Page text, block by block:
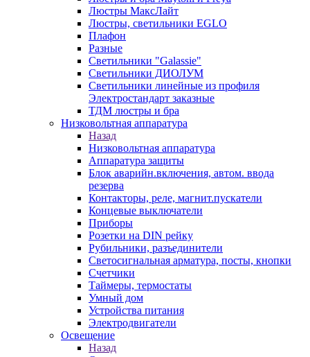
Люстры МаксЛайт
Люстры, светильники EGLO
Плафон
Разные
Светильники "Galassie"
Светильники ДИОЛУМ
Светильники линейные из профиля
Электростандарт заказные
ТДМ люстры и бра
Низковольтная аппаратура
Назад
Низковольтная аппаратура
Аппаратура защиты
Блок аварийн.включения, автом. ввода
резерва
Контакторы, реле, магнит.пускатели
Концевые выключатели
Приборы
Розетки на DIN рейку
Рубильники, разъединители
Светосигнальная арматура, посты, кнопки
Счетчики
Таймеры, термостаты
Умный дом
Устройства питания
Электродвигатели
Освещение
Назад